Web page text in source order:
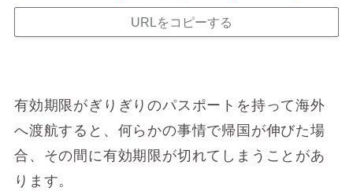
URLをコピーする
有効期限がぎりぎりのパスポートを持って海外
へ渡航すると、何らかの事情で帰国が伸びた場
合、その間に有効期限が切れてしまうことがあ
ります。